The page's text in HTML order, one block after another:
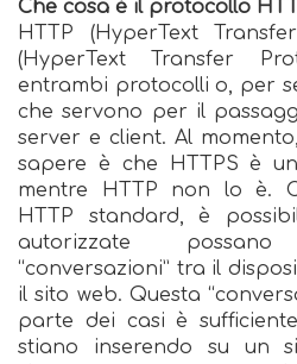
Che cosa è il protocollo
HTTP (HyperText
(HyperText Transfer
entrambi protocolli o, per
che servono per il
server e client. Al
sapere è che HTTPS è
mentre HTTP non lo è.
HTTP standard, è
autorizzate
“conversazioni” tra il
il sito web. Questa
parte dei casi è
stiano inserendo su un